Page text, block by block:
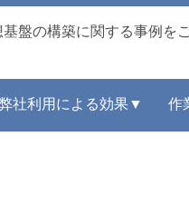
盤の構築に関する事例を
社利用による効果▼ 作